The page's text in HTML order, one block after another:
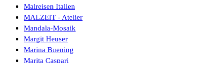
Malreisen Italien
MALZEIT - Atelier
Mandala-Mosaik
Margit Heuser
Marina Buening
Marita Caspari